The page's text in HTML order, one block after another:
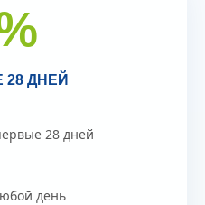
ДНЕЙ
28 дней
день